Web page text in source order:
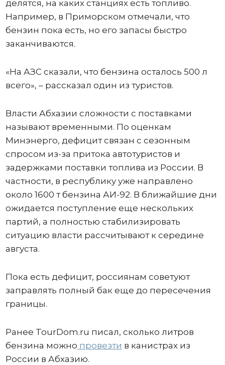
делятся, на каких станциях есть топливо.
Например, в Приморском отмечали, что
бензин пока есть, но его запасы быстро
заканчиваются.
«На АЗС сказали, что бензина осталось 500 л
всего», – рассказал один из туристов.
Власти Абхазии сложности с поставками
называют временными. По оценкам
Минэнерго, дефицит связан с сезонным
спросом из-за притока автотуристов и
задержками поставки топлива из России. В
частности, в республику уже направлено
около 1600 т бензина АИ-92. В ближайшие дни
ожидается поступление еще нескольких
партий, а полностью стабилизировать
ситуацию власти рассчитывают к середине
августа.
Пока есть дефицит, россиянам советуют
заправлять полный бак еще до пересечения
границы.
Ранее TourDom.ru писал, сколько литров
бензина можно провезти в канистрах из
России в Абхазию.